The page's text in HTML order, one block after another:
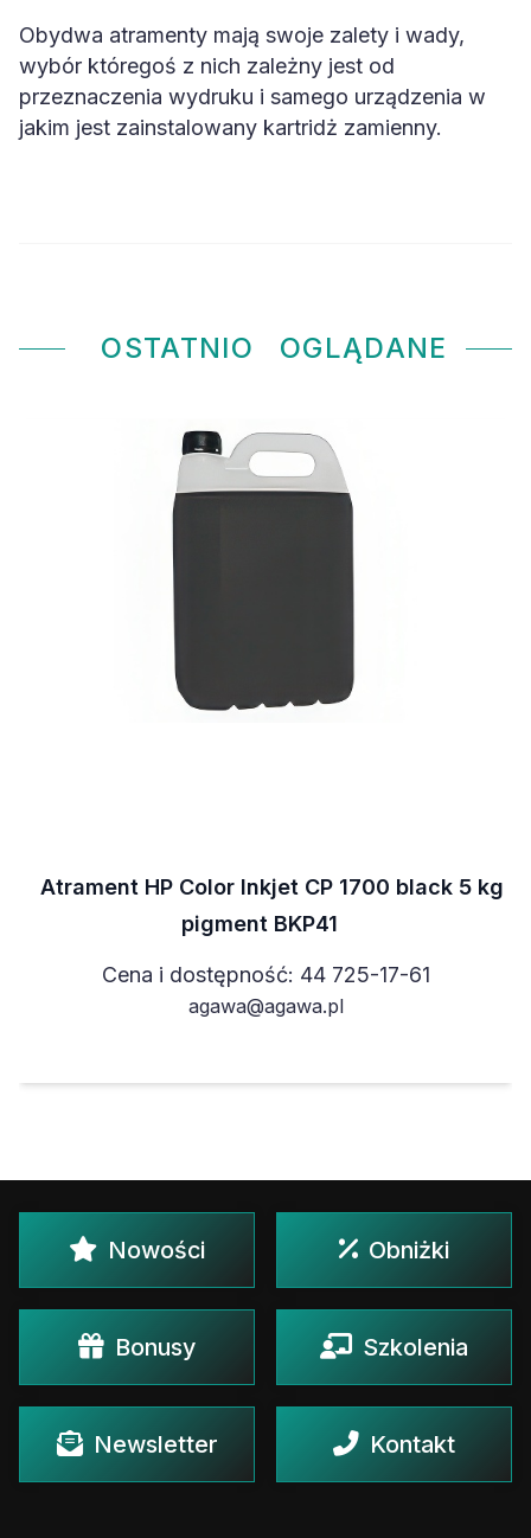
Obydwa atramenty mają swoje zalety i wady,
wybór któregoś z nich zależny jest od
przeznaczenia wydruku i samego urządzenia w
jakim jest zainstalowany kartridż zamienny.
OSTATNIO OGLĄDANE
Atrament HP Color Inkjet CP 1700 black 5 kg
pigment BKP41
Cena i dostępność: 44 725-17-61
agawa@agawa.pl
Nowości Obniżki
Bonusy Szkolenia
Newsletter Kontakt